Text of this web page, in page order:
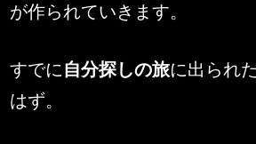
が作られていきます。
すでに自分探しの旅に出られ
はず。